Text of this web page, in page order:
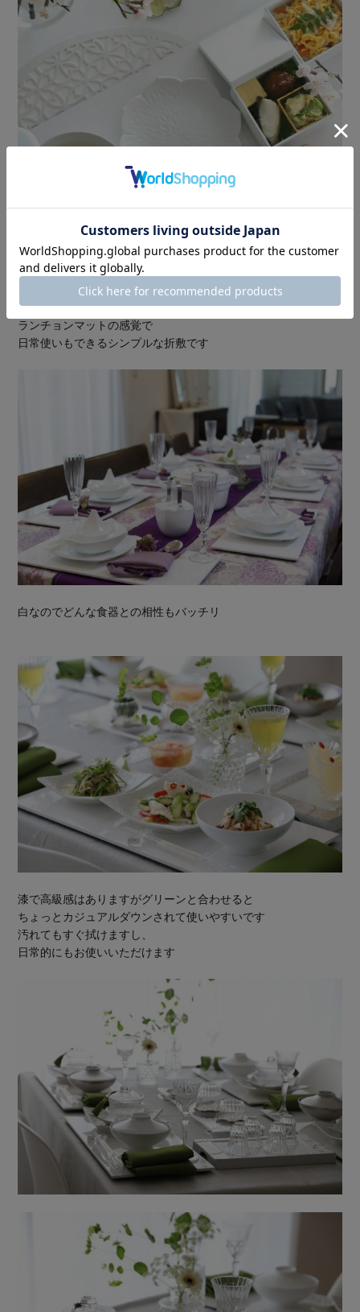
ランチョンマットの感覚で
日常使いもできるシンプルな折敷です
白なのでどんな食器との相性もバッチリ
漆で高級感はありますがグリーンと合わせると
ちょっとカジュアルダウンされて使いやすいです
汚れてもすぐ拭けますし、
日常的にもお使いいただけます